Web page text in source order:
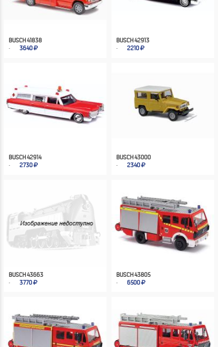
BUSCH 41838
3640
BUSCH 42913
2210
BUSCH 42914
2730
BUSCH 43000
2340
BUSCH 43663
3770
BUSCH 43805
6500